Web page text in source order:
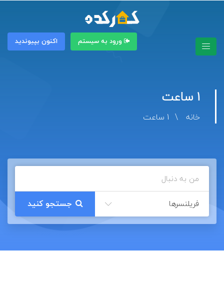
ورود به سیستم اکنون بپیوندید
1 ساعت
خانه 1 ساعت
فریلنسرها جستجو کنید